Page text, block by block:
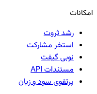
امکانات
رشد ثروت
استخر مشارکت
نوبی گیفت
مستندات API
پرتفوی سود و زیان